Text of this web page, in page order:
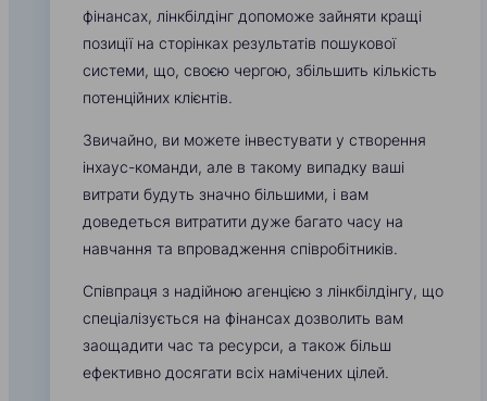
фінансах, лінкбілдінг допоможе зайняти кращі
позиції на сторінках результатів пошукової
системи, що, своєю чергою, збільшить кількість
потенційних клієнтів.
Звичайно, ви можете інвестувати у створення
інхаус-команди, але в такому випадку ваші
витрати будуть значно більшими, і вам
доведеться витратити дуже багато часу на
навчання та впровадження співробітників.
Співпраця з надійною агенцією з лінкбілдінгу, що
спеціалізується на фінансах дозволить вам
заощадити час та ресурси, а також більш
ефективно досягати всіх намічених цілей.